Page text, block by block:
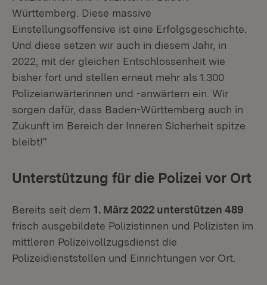
Württemberg. Diese massive
Einstellungsoffensive ist eine Erfolgsgeschichte.
Und diese setzen wir auch in diesem Jahr, in
2022, mit der gleichen Entschlossenheit wie
bisher fort und stellen erneut mehr als 1.300
Polizeianwärterinnen und -anwärtern ein. Wir
sorgen dafür, dass Baden-Württemberg auch in
Zukunft im Bereich der Inneren Sicherheit spitze
bleibt!“
Unterstützung für die Polizei vor Ort
Bereits seit dem 1. März 2022 unterstützen 489
frisch ausgebildete Polizistinnen und Polizisten im
mittleren Polizeivollzugsdienst die
Polizeidienststellen und Einrichtungen vor Ort.